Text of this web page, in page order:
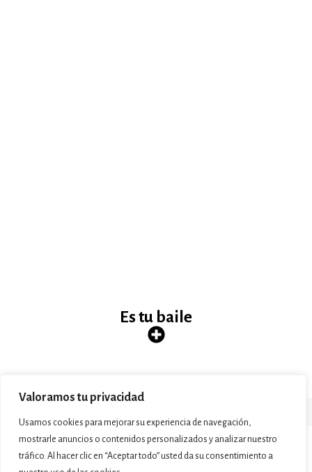
Valoramos tu privacidad
Usamos cookies para mejorar su experiencia de navegación,
mostrarle anuncios o contenidos personalizados y analizar nuestro
tráfico. Al hacer clic en “Aceptar todo” usted da su consentimiento a
Es tu baile
© Ecstatic Dance - DonostiaSanSebastian - info@ecstaticdance.eus -
WhatsApp 688 853 210 -Politica Privacidad -Pribatasun Politika